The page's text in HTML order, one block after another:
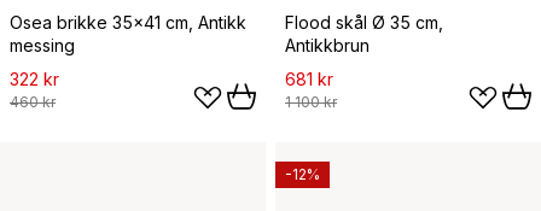
Osea brikke 35x41 cm, Antikk
messing
322 kr
460 kr
Flood skål Ø 35 cm,
Antikkbrun
681 kr
1 100 kr
-12%